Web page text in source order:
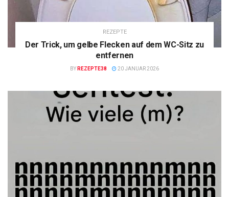
REZEPTE
Der Trick, um gelbe Flecken auf dem WC-Sitz zu
entfernen
BY REZEPTE38 20 JANUAR 2026